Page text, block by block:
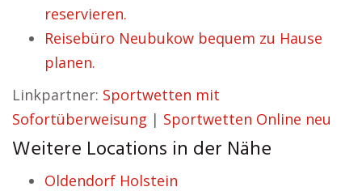
reservieren.
Reisebüro Neubukow bequem zu Hause
planen.
Linkpartner: Sportwetten mit
Sofortüberweisung | Sportwetten Online neu
Weitere Locations in der Nähe
Oldendorf Holstein